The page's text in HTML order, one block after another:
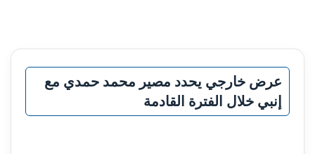
عرض خارجي يحدد مصير محمد حمدي مع
إنبي خلال الفترة القادمة